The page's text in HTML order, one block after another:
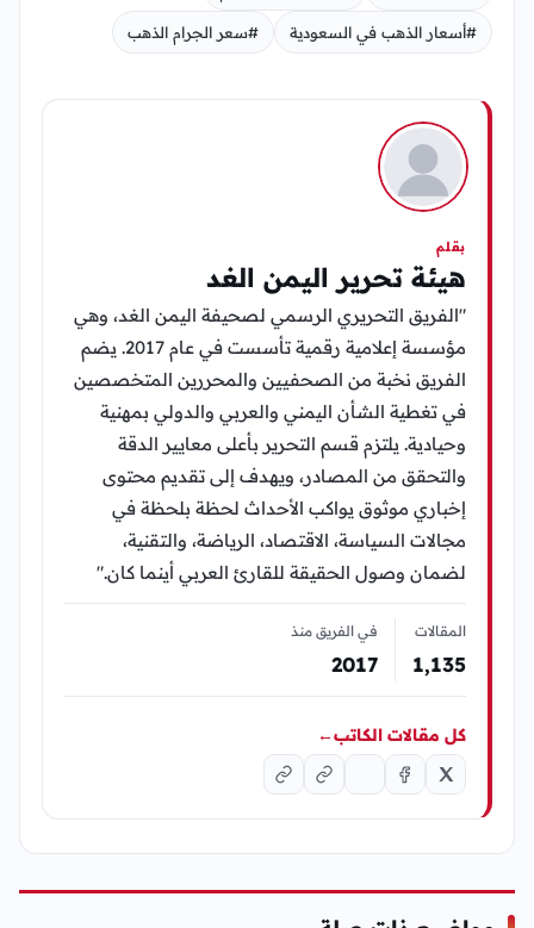
#أسعار الذهب في السعودية #سعر الجرام الذهب
بقلم
هيئة تحرير اليمن الغد
"الفريق التحريري الرسمي لصحيفة اليمن الغد، وهي
مؤسسة إعلامية رقمية تأسست في عام 2017. يضم
الفريق نخبة من الصحفيين والمحررين المتخصصين
في تغطية الشأن اليمني والعربي والدولي بمهنية
وحيادية. يلتزم قسم التحرير بأعلى معايير الدقة
والتحقق من المصادر، ويهدف إلى تقديم محتوى
إخباري موثوق يواكب الأحداث لحظة بلحظة في
مجالات السياسة، الاقتصاد، الرياضة، والتقنية،
لضمان وصول الحقيقة للقارئ العربي أينما كان."
المقالات
1٬135
في الفريق منذ
2017
كل مقالات الكاتب←